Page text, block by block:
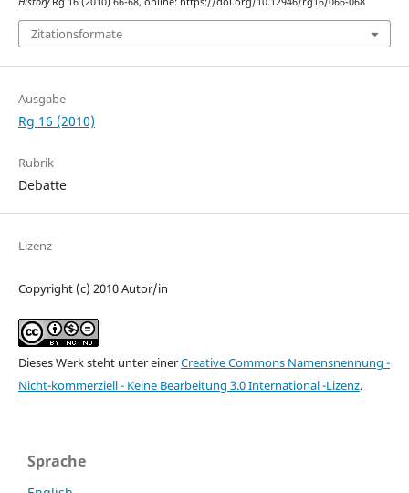
Zitationsformate
Ausgabe
Rg 16 (2010)
Rubrik
Debatte
Lizenz
Copyright (c) 2010 Autor/in
Dieses Werk steht unter einerCreative Commons Namensnennung -
Nicht-kommerziell - Keine Bearbeitung 3.0 International -Lizenz.
Sprache